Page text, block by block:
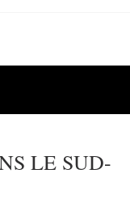
LE SUD-